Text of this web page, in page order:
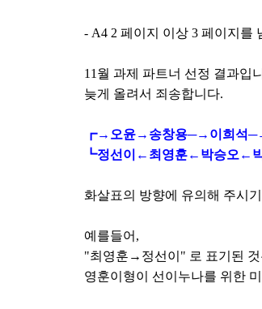
- A4 2 페이지 이상 3 페이지를
11월 과제 파트너 선정 결과입
늦게 올려서 죄송합니다.
┏→오윤→송창용─→이희석
┗정선이←최영훈←박승오←
화살표의 방향에 유의해 주시
예를들어,
"최영훈→정선이" 로 표기된 것
영훈이형이 선이누나를 위한